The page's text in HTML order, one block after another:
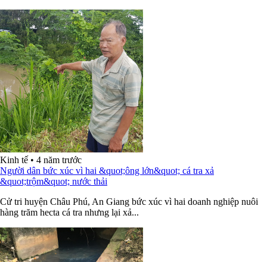
Kinh tế • 4 năm trước
Người dân bức xúc vì hai &quot;ông lớn&quot; cá tra xả
&quot;trộm&quot; nước thải
Cử tri huyện Châu Phú, An Giang bức xúc vì hai doanh nghiệp nuôi
hàng trăm hecta cá tra nhưng lại xả...